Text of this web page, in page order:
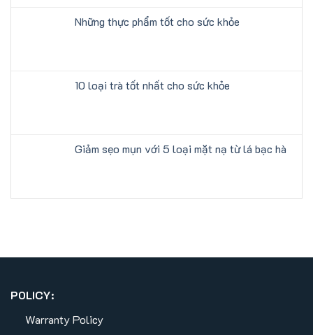
Những thực phẩm tốt cho sức khỏe
10 loại trà tốt nhất cho sức khỏe
Giảm sẹo mụn với 5 loại mặt nạ từ lá bạc hà
POLICY:
Warranty Policy